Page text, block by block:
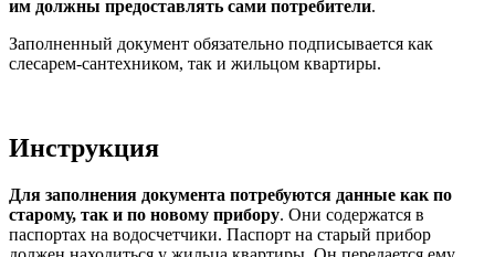
им должны предоставлять сами потребители.
Заполненный документ обязательно подписывается как
слесарем-сантехником, так и жильцом квартиры.
Инструкция
Для заполнения документа потребуются данные как по
старому, так и по новому прибору. Они содержатся в
паспортах на водосчетчики. Паспорт на старый прибор